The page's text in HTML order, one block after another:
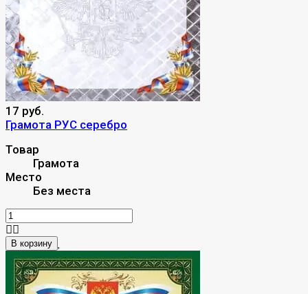
17 руб.
Грамота РУС серебро
Товар
Грамота
Место
Без места
В корзину